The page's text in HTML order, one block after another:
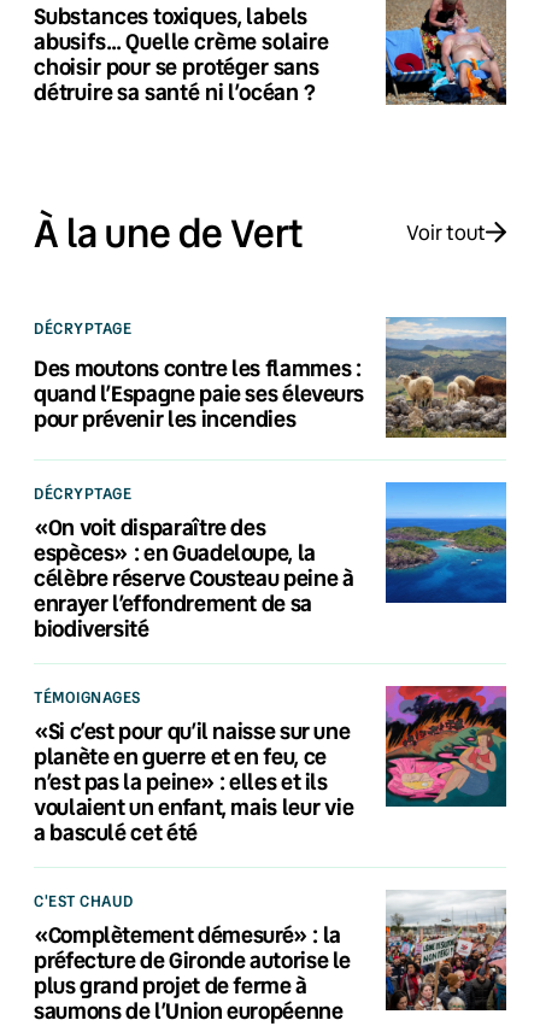
Substances toxiques, labels
abusifs… Quelle crème solaire
choisir pour se protéger sans
détruire sa santé ni l’océan ?
À la une de Vert Voir tout
DÉCRYPTAGE
Des moutons contre les flammes :
quand l’Espagne paie ses éleveurs
pour prévenir les incendies
DÉCRYPTAGE
«On voit disparaître des
espèces» : en Guadeloupe, la
célèbre réserve Cousteau peine à
enrayer l’effondrement de sa
biodiversité
TÉMOIGNAGES
«Si c’est pour qu’il naisse sur une
planète en guerre et en feu, ce
n’est pas la peine» : elles et ils
voulaient un enfant, mais leur vie
a basculé cet été
C'EST CHAUD
«Complètement démesuré» : la
préfecture de Gironde autorise le
plus grand projet de ferme à
saumons de l’Union européenne